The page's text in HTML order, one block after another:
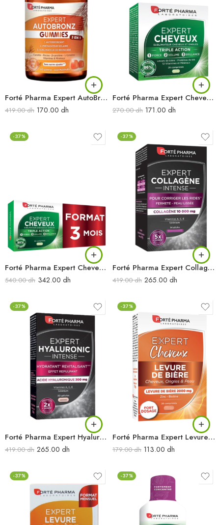
Forté Pharma Expert AutoBronz Gummies 60 gommes
419.00dh 170.00 dh
Forté Pharma Expert Cheveux 28cpr
270.00dh 171.00 dh
-37%
Forté Pharma Expert Cheveux 84cpr
540.00dh 342.00 dh
-37%
Forté Pharma Expert Collagène Intense 14st
419.00dh 265.00 dh
-37%
Forté Pharma Expert Hyaluronic Intense 30gl
419.00dh 265.00 dh
-37%
Forté Pharma Expert Levure de bière 28cpr
179.00dh 113.00 dh
-37% -37%